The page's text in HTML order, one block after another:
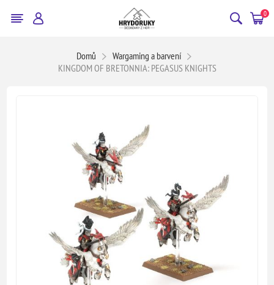
0
Domů
Wargaming a barvení
KINGDOM OF BRETONNIA: PEGASUS KNIGHTS